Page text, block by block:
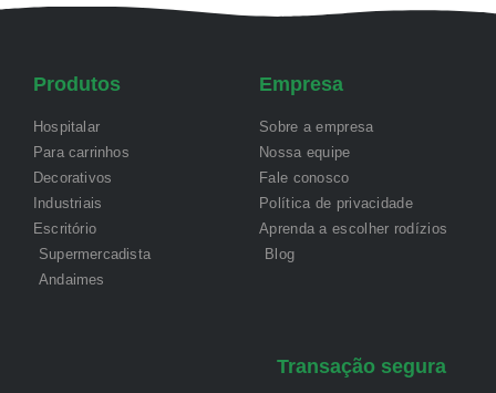
Produtos
Hospitalar
Para carrinhos
Decorativos
Industriais
Escritório
Supermercadista
Andaimes
Empresa
Sobre a empresa
Nossa equipe
Fale conosco
Política de privacidade
Aprenda a escolher rodízios
Blog
Transação segura